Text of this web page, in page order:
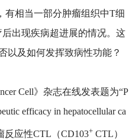
有相当一部分肿瘤组织中T细
出现疾病超进展的情况。这
以及如何发挥致病性功能？
Cell》杂志在线发表题为“P
efficacy in hepatocellular ca
反应性CTL（CD103+ CTL）